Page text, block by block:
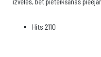
Hits 2110